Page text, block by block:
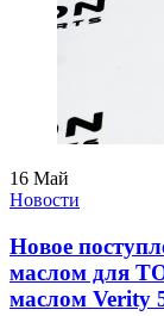
16 Май
Новости
Новое
маслом для
маслом Verity